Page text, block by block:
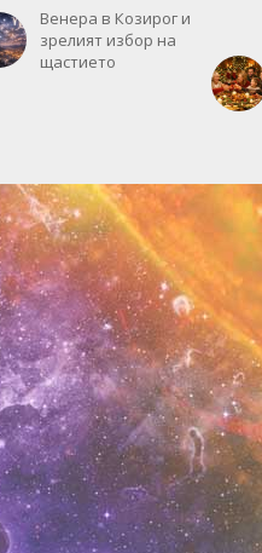
Венера в Козирог и
зрелият избор на
щастието